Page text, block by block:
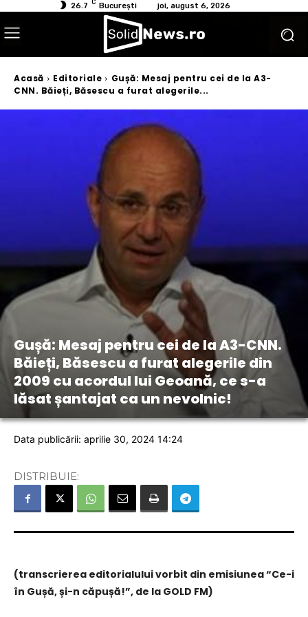
26.7 C București joi, august 6, 2026
Acasă Editoriale
Gușă: Mesaj pentru cei de la A3-
CNN. Băieți, Băsescu a furat alegerile...
Gușă: Mesaj pentru cei de la A3-CNN.
Băieți, Băsescu a furat alegerile din
2009 cu acordul lui Geoană, ce s-a
lăsat șantajat ca un nevolnic!
Data publicării: aprilie 30, 2024 14:24
DISTRIBUIE:
(transcrierea editorialului vorbit din emisiunea “Ce-i
în Gușă, și-n căpușă!”, de la GOLD FM)